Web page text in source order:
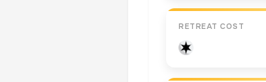
RETREAT COST